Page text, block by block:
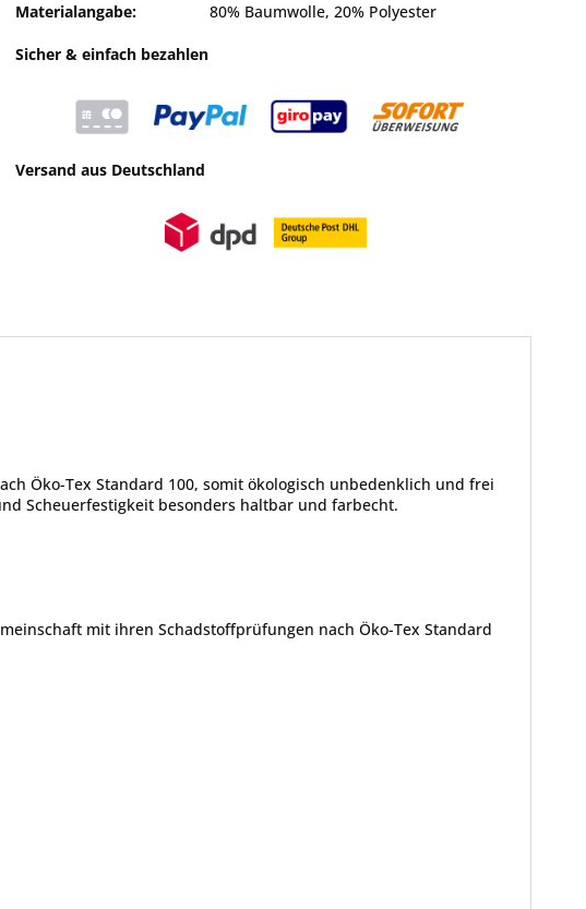
Materialangabe:
80% Baumwolle, 20% Polyester
Sicher & einfach bezahlen
Versand aus Deutschland
Öko-Tex Standard 100, somit ökologisch unbedenklich und frei
Scheuerfestigkeit besonders haltbar und farbecht.
mit ihren Schadstoffprüfungen nach Öko-Tex Standard